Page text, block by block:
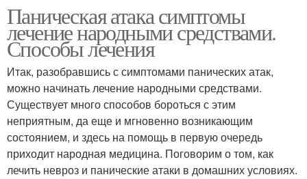
Паническая атака симптомы
лечение народными средствами.
Способы лечения
Итак, разобравшись с симптомами панических атак,
можно начинать лечение народными средствами.
Существует много способов бороться с этим
неприятным, да еще и мгновенно возникающим
состоянием, и здесь на помощь в первую очередь
приходит народная медицина. Поговорим о том, как
лечить невроз и панические атаки в домашних условиях.